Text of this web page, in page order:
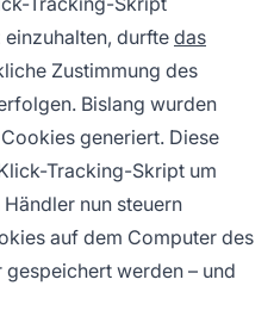
durfte das
Zustimmung des
Bislang wurden
generiert. Diese
Tracking-Skript um
nun steuern
auf dem Computer des
werden – und